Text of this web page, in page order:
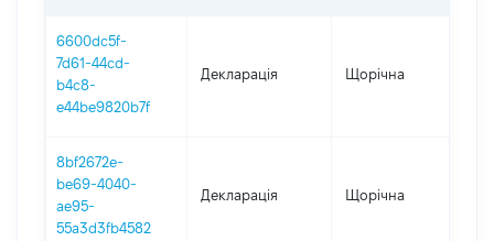
6600dc5f-
7d61-44cd-
b4c8-
e44be9820b7f
Декларація Щорічна
8bf2672e-
be69-4040-
ae95-
55a3d3fb4582
Декларація Щорічна